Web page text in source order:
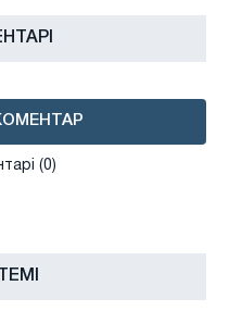
(0)